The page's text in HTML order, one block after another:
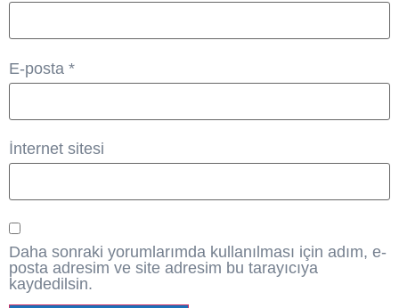
E-posta *
İnternet sitesi
Daha sonraki yorumlarımda kullanılması için adım, e-
posta adresim ve site adresim bu tarayıcıya
kaydedilsin.